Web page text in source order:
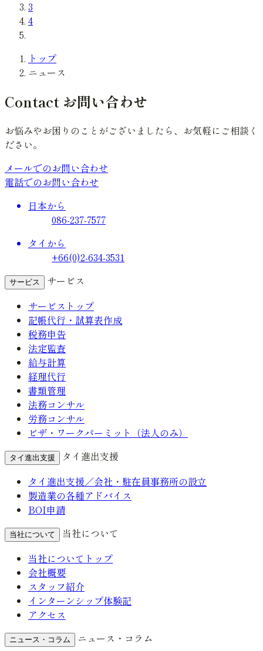
3
4
トップ
ニュース
Contact お問い合わせ
お悩みやお困りのことがございましたら、お気軽にご相談く
ださい。
メールでのお問い合わせ
電話でのお問い合わせ
日本から
086-237-7577
タイから
+66(0)2-634-3531
サービス
サービス
サービストップ
記帳代行・試算表作成
税務申告
法定監査
給与計算
経理代行
書類管理
法務コンサル
労務コンサル
ビザ・ワークパーミット（法人のみ）
タイ進出支援
タイ進出支援
タイ進出支援／会社・駐在員事務所の設立
製造業の各種アドバイス
BOI申請
当社について
当社について
当社についてトップ
会社概要
スタッフ紹介
インターンシップ体験記
アクセス
ニュース・コラム
ニュース・コラム